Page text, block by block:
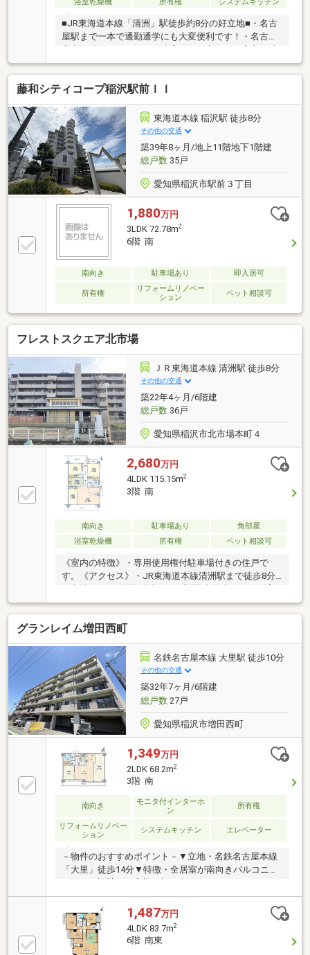
浴室乾燥機
所有権 システムキッチン
■JR東海道本線「清洲」駅徒歩約8分の好立地■・名古
屋駅まで一本で通勤通学にも大変便利です！・名古屋
東角部屋につき日当たり良好！■・両面バルコニーの
為通風良好！空気の綺麗な室内でお過ごし頂けま
す。・4LDKの広々とした間取り！一部リフォーム済み
で3LDKとしても利用可能◎・オートロック付きでセキ
ュリティ面も安心！・同一階に広々としたお子様が遊
べるスペースあり♪・浴室乾燥機完備！雨の日のお洗
濯も貯めることなく安心です。■周辺環境■・大里東小
学校 徒歩約19分・大里東中学校 徒歩約21分
藤和シティコープ稲沢駅前ＩＩ
東海道本線 稲沢駅 徒歩8分
その他の交通
築39年8ヶ月/地上11階地下1階建
総戸数35戸
愛知県稲沢市駅前３丁目
1,880万円
3LDK 72.78m2
6階 南
南向き 駐車場あり 即入居可
所有権
リフォームリノベー
ション
ペット相談可
フレストスクエア北市場
ＪＲ東海道本線 清洲駅 徒歩8分
その他の交通
築22年4ヶ月/6階建
総戸数36戸
愛知県稲沢市北市場本町４
2,680万円
4LDK 115.15m2
3階 南
南向き 駐車場あり
角部屋
浴室乾燥機
所有権 ペット相談可
《室内の特徴》・専用使用権付駐車場付きの住戸で
す。《アクセス》・JR東海道本線清洲駅まで徒歩8分
園：徒歩約14分(距離約1120m)(幼稚園)ゆめのもりこど
もえん：徒歩約16分(距離約1210m)(小学校)稲沢市立大
里東小学校：徒歩約16分(距離約1220m)(中学校)稲沢市
立大里東中学校：徒歩約18分(距離約1450m)(スーパー)
マックスバリュ清須春日店：徒歩約12分(距離約950m)
(コンビニ)ファミリーマート春日西牧店：徒歩約8分
(距離約610m)(薬局)クスリのアオキ春日店：徒歩約11
分(距離約850m)
グランレイム増田西町
名鉄名古屋本線 大里駅 徒歩10分
その他の交通
築32年7ヶ月/6階建
総戸数27戸
愛知県稲沢市増田西町
1,349万円
2LDK 68.2m2
3階 南
南向き
モニタ付インターホ
ン
所有権
リフォームリノベー
ション
システムキッチン エレベーター
－物件のおすすめポイント－▼立地・名鉄名古屋本線
「大里」徒歩14分▼特徴・全居室が南向きバルコニー
に面する設計・ご家族と顔を合わせやすいセンターリ
ビング・お料理に集中しやすい壁付けキッチン・洋室
約11.0帖は2ドア、南・北両面に窓有▼2026年6月室内
リフォーム内容【交換】キッチン、浴室、トイレ、洗
面台、給湯器、建具【張替】クロス、CF、網戸【その
他】フローリング上張り、室内クリーニング▼周辺環
1,487万円
4LDK 83.7m2
6階 南東